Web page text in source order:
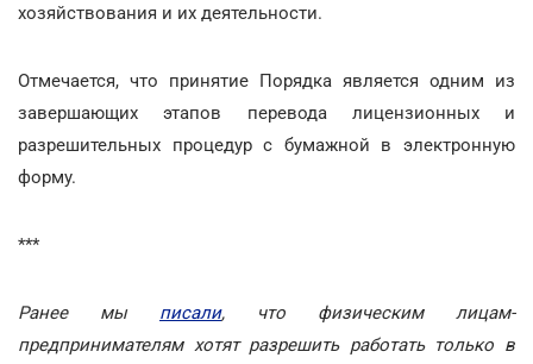
хозяйствования и их деятельности.
Отмечается, что принятие Порядка является одним из
завершающих этапов перевода лицензионных и
разрешительных процедур с бумажной в электронную
форму.
***
Ранее мы писали, что физическим лицам-
предпринимателям хотят разрешить работать только в